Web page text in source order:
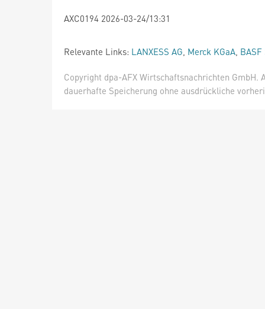
AXC0194 2026-03-24/13:31
Relevante Links: LANXESS AG, Merck KGaA, BASF
Copyright dpa-AFX Wirtschaftsnachrichten
dauerhafte Speicherung ohne ausdrückliche